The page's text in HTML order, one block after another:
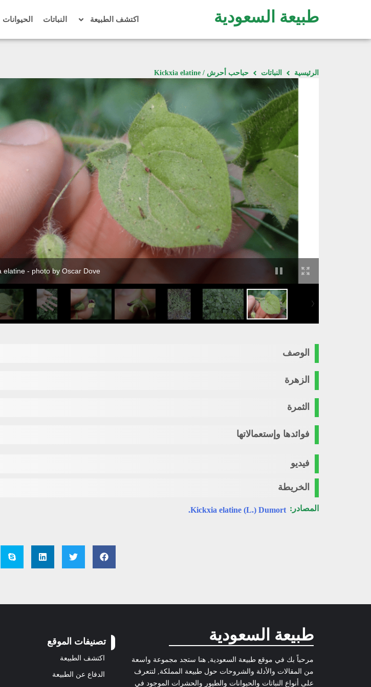
طبيعة السعودية اكتشف الطبيعة النباتات الحيوانات
الرئيسية النباتات حباحب أحرش / Kickxia elatine
elatine - photo by Oscar Dove
الوصف
الزهرة
الثمرة
فوائدها وإستعمالاتها
فيديو
الخريطة
المصادر: Kickxia elatine (L.) Dumort.
طبيعة السعودية
مرحباً بك في موقع طبيعة السعودية, هنا ستجد مجموعة واسعة
من المقالات والأدلة والشروحات حول طبيعة المملكة, لتتعرف
على أنواع النباتات والحيوانات والطيور والحشرات الموجود في
تصنيفات الموقع
اكتشف الطبيعة
الدفاع عن الطبيعة